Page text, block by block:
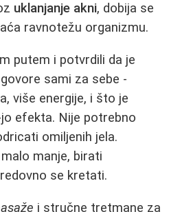
uklanjanje akni, dobija se
ravnotežu organizmu.
putem i potvrdili da je
sami za sebe -
više energije, i što je
efekta. Nije potrebno
omiljenih jela.
manje, birati
se kretati.
i stručne tretmane za